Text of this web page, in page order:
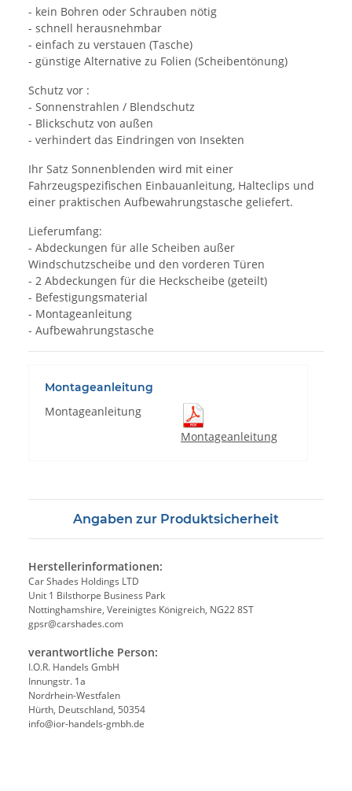
- kein Bohren oder Schrauben nötig
- schnell herausnehmbar
- einfach zu verstauen (Tasche)
- günstige Alternative zu Folien (Scheibentönung)
Schutz vor :
- Sonnenstrahlen / Blendschutz
- Blickschutz von außen
- verhindert das Eindringen von Insekten
Ihr Satz Sonnenblenden wird mit einer
Fahrzeugspezifischen Einbauanleitung, Halteclips und
einer praktischen Aufbewahrungstasche geliefert.
Lieferumfang:
- Abdeckungen für alle Scheiben außer
Windschutzscheibe und den vorderen Türen
- 2 Abdeckungen für die Heckscheibe (geteilt)
- Befestigungsmaterial
- Montageanleitung
- Aufbewahrungstasche
Montageanleitung
Montageanleitung
Montageanleitung
Angaben zur Produktsicherheit
Herstellerinformationen:
Car Shades Holdings LTD
Unit 1 Bilsthorpe Business Park
Nottinghamshire, Vereinigtes Königreich, NG22 8ST
gpsr@carshades.com
verantwortliche Person:
I.O.R. Handels GmbH
Innungstr. 1a
Nordrhein-Westfalen
Hürth, Deutschland, 50354
info@ior-handels-gmbh.de